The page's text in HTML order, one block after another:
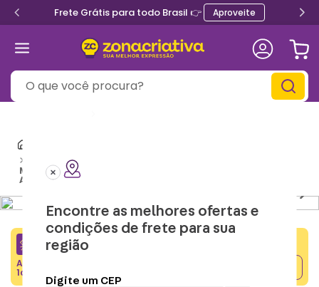
Frete Grátis para todo Brasil 👉 Aproveite
O que você procura?
Encontre as melhores ofertas e
condições de frete para sua
região
Digite um CEP
Pijama Kigurumi Infantil
Macacão Kigurumi Infantil de 9 a 10 Anos Homem-
Aranha – Marvel
CRIATIVA5
Adicione o cupom no carrinho e ganhe desconto na
1a compra.